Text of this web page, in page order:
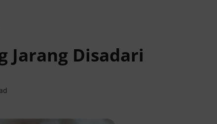
Jarang Disadari